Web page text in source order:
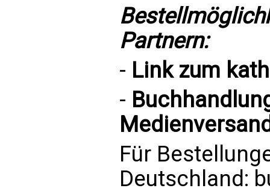
Partnern:
- Link zum
-
Für
Deutschland: